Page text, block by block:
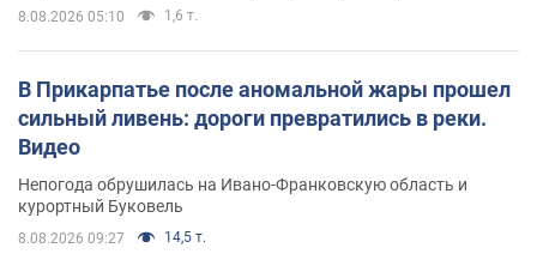
8.08.2026 05:10 1,6 т.
В Прикарпатье после аномальной жары прошел
сильный ливень: дороги превратились в реки.
Видео
Непогода обрушилась на Ивано-Франковскую область и
курортный Буковель
8.08.2026 09:27 14,5 т.